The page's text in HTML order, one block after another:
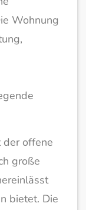
Wohnung
der offene
große
bietet. Die